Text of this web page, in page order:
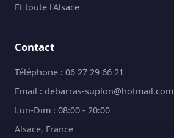
Et toute l'Alsace
Contact
Téléphone : 06 27 29 66 21
Email : debarras-suplon@hotmail.com
Lun-Dim : 08:00 - 20:00
Alsace, France